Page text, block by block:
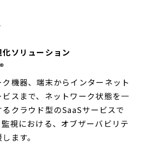
ソリューション
機器、端末からインターネット
スまで、ネットワーク状態を一
クラウド型のSaaSサービスで
視における、オブザーバビリテ
ます。